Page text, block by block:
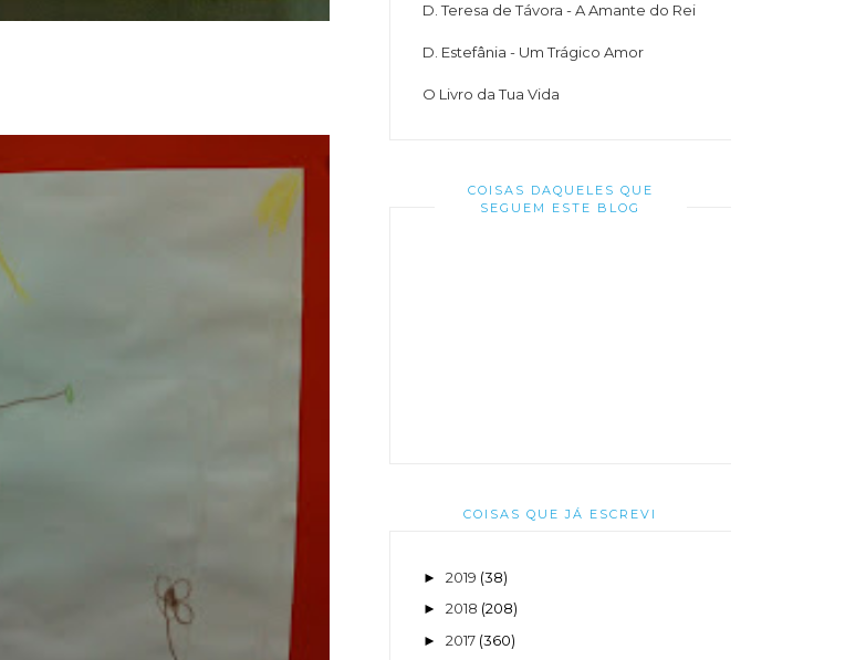
D. Teresa de Távora - A Amante do Rei
D. Estefânia - Um Trágico Amor
O Livro da Tua Vida
COISAS DAQUELES QUE
SEGUEM ESTE BLOG
COISAS QUE JÁ ESCREVI
► 2019 (38)
► 2018 (208)
► 2017 (360)